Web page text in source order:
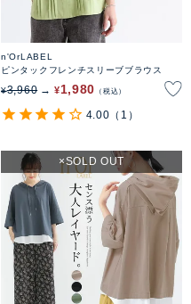
n'OrLABEL
ピンタックフレンチスリーブブラウス
¥3,960 ¥1,980 税込
4.00 （1）
SOLD OUT